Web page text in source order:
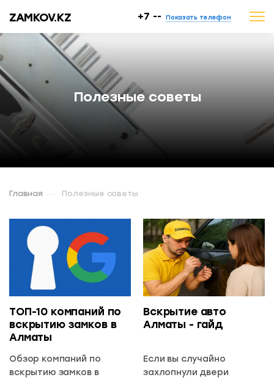
ZAMKOV.KZ +7 -- Показать телефон
Полезные советы
Главная Полезные советы
ТОП-10 компаний по
вскрытию замков в
Алматы
Обзор компаний по
вскрытию замков в
Вскрытие авто
Алматы - гайд
Если вы случайно
захлопнули двери